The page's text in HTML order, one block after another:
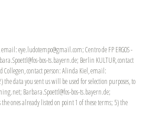
eye.ludotempo@gmail.com; Centro de FP ERGOS -
bos-ts.bayern.de; Berlin KULTUR, contact
Collegen, contact person: Alinda Kiel, email:
data you sent us will be used for selection purposes, to
Barbara.Spoettl@fos-bos-ts.bayern.de;
ones already listed on point 1 of these terms; 5) the